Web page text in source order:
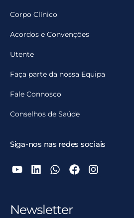
Corpo Clínico
Acordos e Convenções
Utente
Faça parte da nossa Equipa
Fale Connosco
Conselhos de Saúde
Siga-nos nas redes sociais
Newsletter